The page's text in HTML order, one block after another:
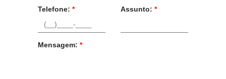
Telefone: * Assunto: *
Mensagem: *